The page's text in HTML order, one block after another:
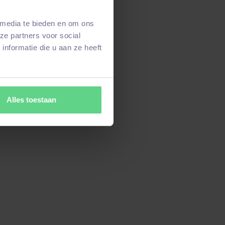
te bieden en om ons
partners voor social
die u aan ze heeft
Alles toestaan